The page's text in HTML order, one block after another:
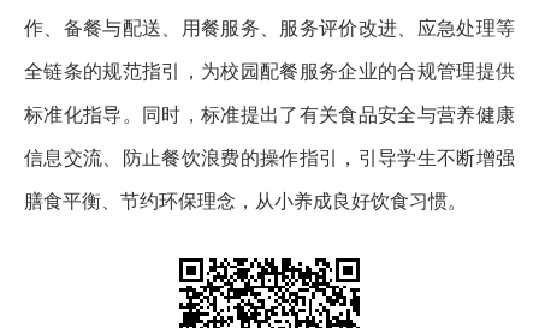
作、备餐与配送、用餐服务、服务评价改进、应急处理等
全链条的规范指引，为校园配餐服务企业的合规管理提供
标准化指导。同时，标准提出了有关食品安全与营养健康
信息交流、防止餐饮浪费的操作指引，引导学生不断增强
膳食平衡、节约环保理念，从小养成良好饮食习惯。